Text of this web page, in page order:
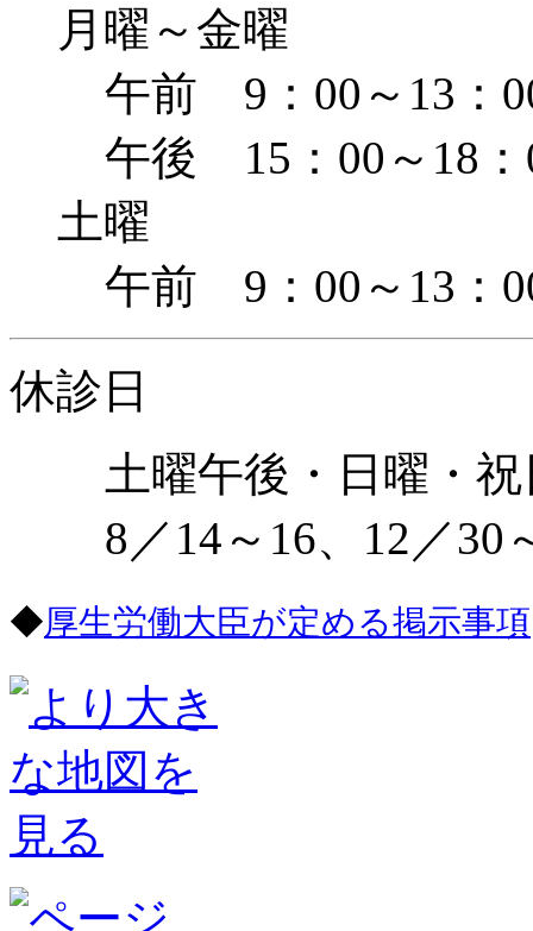
月曜～金曜
午前 9：00～13：
午後 15：00～18：
土曜
午前 9：00～13：
休診日
土曜午後・日曜・祝
8／14～16、12／30
◆厚生労働大臣が定める掲示事項